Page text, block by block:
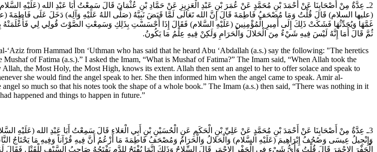
2ـ عِدَّةٌ مِنْ أَصْحَابِنَا عَنْ أَحْمَدَ بْنِ مُحَمَّدٍ عَنْ عُمَرَ بْنِ عَبْدِ الْعَزِيزِ عَنْ حَمَّادِ بْنِ عُثْمَانَ قَالَ سَمِعْتُ أَبَا عَبْدِ الله (عَلَيْهِ
(عليها السلام) قَالَ قُلْتُ وَمَا مُصْحَفُ فَاطِمَةَ قَالَ إِنَّ الله تَعَالَى لَمَّا قَبَضَ نَبِيَّهُ (صَلَّى اللهُ عَلَيْهِ وَآلِه) دَخَلَ عَلَى فَاطِمَةَ
غَمَّهَا وَيُحَدِّثُهَا فَشَكَتْ ذَلِكَ إِلَى أَمِيرِ الْمُؤْمِنِينَ (عَلَيْهِ السَّلام) فَقَالَ إِذَا أَحْسَسْتِ بِذَلِكِ وَسَمِعْتِ الصَّوْتَ قُولِي لِي
ثُمَّ قَالَ أَمَا إِنَّهُ لَيْسَ فِيهِ شَيْ‏ءٌ مِنَ الْحَلالَ وَالْحَرَامِ وَلَكِنْ فِيهِ عِلْمُ مَا يَكُونُ‏.
from Hammad Ibn ‘Uthman who has said that he heard Abu ‘Abdallah (a.s.) say the following: "The heretics
of Fatima (a.s.).” I asked the Imam, “What is Mushaf of Fatima?” The Imam said, “When Allah took the
the Most Holy, the Most High, knows its extent. Allah then sent an angel to her to offer solace and speak to
she would find the angel speak to her. She then informed him when the angel came to speak. Amir al-
so much so that his notes took the shape of a whole book.” The Imam (a.s.) then said, “There was nothing in it
happened and things to happen in future.”
3ـ عِدَّةٌ مِنْ أَصْحَابِنَا عَنْ أَحْمَدَ بْنِ مُحَمَّدٍ عَنْ عَلِيِّ بْنِ الْحَكَمِ عَنِ الْحُسَيْنِ بْنِ أَبِي الْعَلاءِ قَالَ سَمِعْتُ أَبَا عَبْدِ الله (عَلَيْهِ
وَإِنْجِيلُ عِيسَى وَصُحُفُ إِبْرَاهِيمَ (عَلَيْهِ السَّلام) وَالْحَلالُ وَالْحَرَامُ وَمُصْحَفُ فَاطِمَةَ مَا أَزْعُمُ أَنَّ فِيهِ قُرْآناً وَفِيهِ مَا يَحْتَاجُ
الْجَفْرَ الاحْمَرَ قَالَ قُلْتُ وَأَيُّ شَيْ‏ءٍ فِي الْجَفْرِ الاحْمَرِ قَالَ السِّلاحُ وَذَلِكَ إِنَّمَا يُفْتَحُ لِلدَّمِ يَفْتَحُهُ صَاحِبُ السَّيْفِ لِلْقَتْلِ فَقَالَ